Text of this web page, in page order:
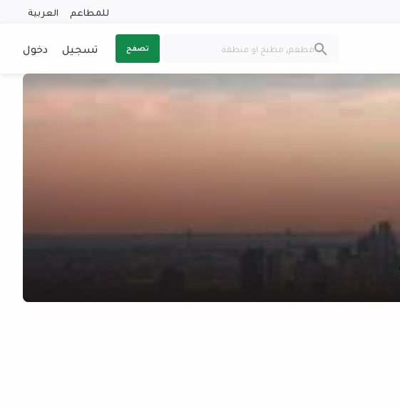
للمطاعم العربية
تصفح تسجيل دخول